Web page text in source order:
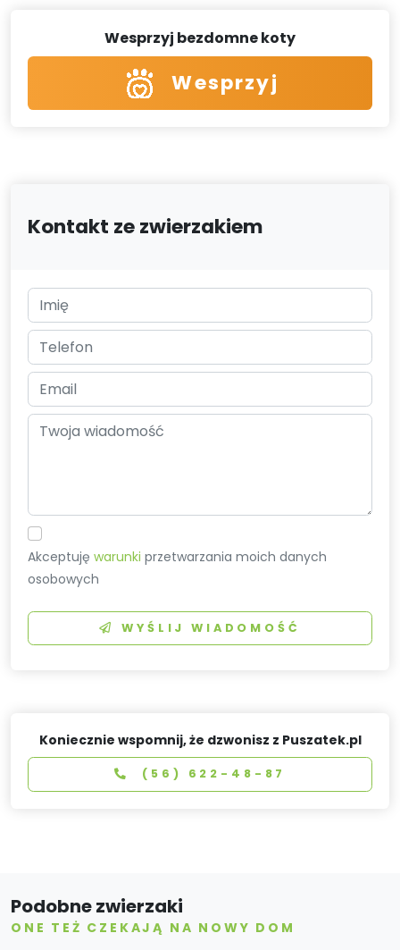
Wesprzyj bezdomne koty
Wesprzyj
Kontakt ze zwierzakiem
Akceptujęwarunki przetwarzania moich danych
osobowych
WYŚLIJ WIADOMOŚĆ
Koniecznie wspomnij, że dzwonisz z Puszatek.pl
(56) 622-48-87
Podobne zwierzaki
ONE TEŻ CZEKAJĄ NA NOWY DOM